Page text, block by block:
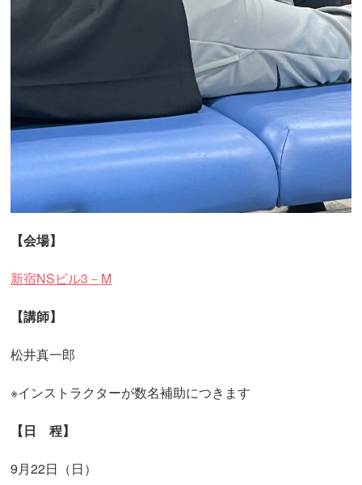
【会場】
新宿NSビル3－M
【講師】
松井真一郎
※インストラクターが数名補助につきます
【日 程】
9月22日（日）